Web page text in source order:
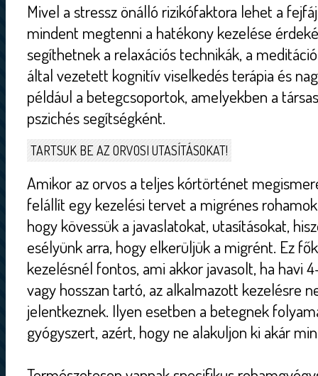
Mivel a stressz önálló rizikófaktora lehet a
mindent megtenni a hatékony kezelése
segíthetnek a relaxációs technikák, a
által vezetett kognitív viselkedés terápia és
például a betegcsoportok, amelyekben a
pszichés segítségként.
TARTSUK BE AZ ORVOSI UTASÍTÁSOKAT!
Amikor az orvos a teljes kórtörténet
felállít egy kezelési tervet a migrénes
hogy kövessük a javaslatokat, utasításokat,
esélyünk arra, hogy elkerüljük a migrént. Ez
kezelésnél fontos, ami akkor javasolt, ha havi
vagy hosszan tartó, az alkalmazott kezelésre
jelentkeznek. Ilyen esetben a betegnek
gyógyszert, azért, hogy ne alakuljon ki akár